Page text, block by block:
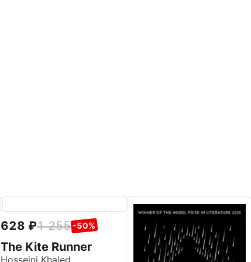
628 1 255 -50%
The Kite Runner
Hosseini Khaled